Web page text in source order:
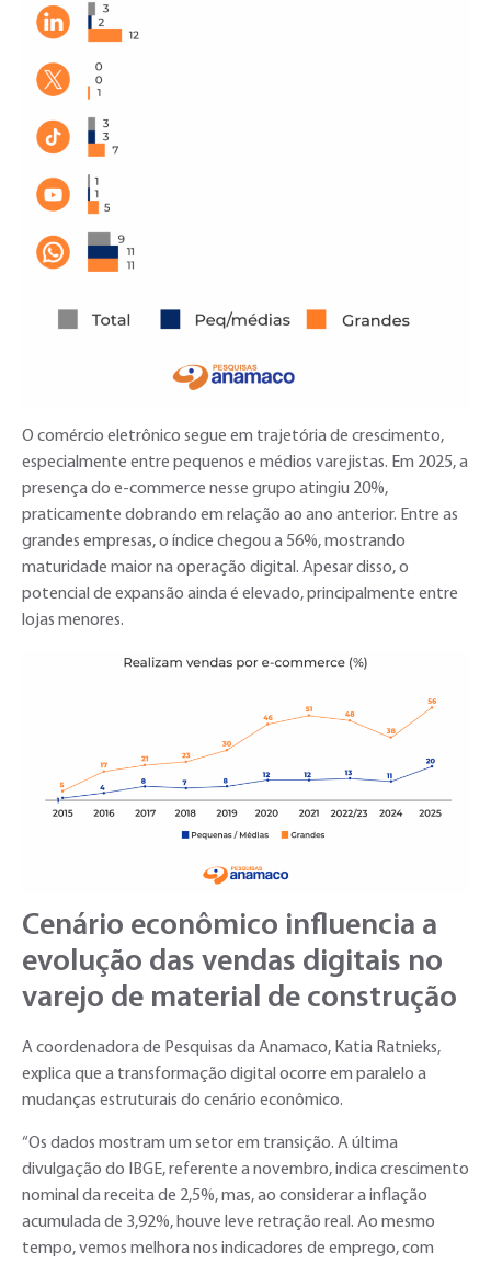
O comércio eletrônico segue em trajetória de crescimento,
especialmente entre pequenos e médios varejistas. Em 2025, a
presença do e-commerce nesse grupo atingiu 20%,
praticamente dobrando em relação ao ano anterior. Entre as
grandes empresas, o índice chegou a 56%, mostrando
maturidade maior na operação digital. Apesar disso, o
potencial de expansão ainda é elevado, principalmente entre
lojas menores.
Cenário econômico influencia a
evolução das vendas digitais no
varejo de material de construção
A coordenadora de Pesquisas da Anamaco, Katia Ratnieks,
explica que a transformação digital ocorre em paralelo a
mudanças estruturais do cenário econômico.
“Os dados mostram um setor em transição. A última
divulgação do IBGE, referente a novembro, indica crescimento
nominal da receita de 2,5%, mas, ao considerar a inflação
acumulada de 3,92%, houve leve retração real. Ao mesmo
tempo, vemos melhora nos indicadores de emprego, com